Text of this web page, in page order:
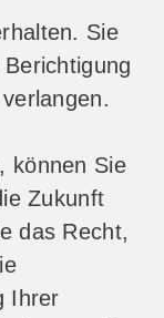
Sie
können Sie
Zukunft
das Recht,
Ihrer